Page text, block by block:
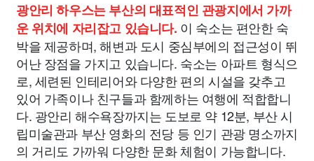
광안리 하우스는 부산의 대표적인 관광지에서 가까
운 위치에 자리잡고 있습니다. 이 숙소는 편안한 숙
박을 제공하며, 해변과 도시 중심부에의 접근성이 뛰
어난 장점을 가지고 있습니다. 숙소는 아파트 형식으
로, 세련된 인테리어와 다양한 편의 시설을 갖추고
있어 가족이나 친구들과 함께하는 여행에 적합합니
다. 광안리 해수욕장까지는 도보로 약 12분, 부산 시
립미술관과 부산 영화의 전당 등 인기 관광 명소까지
의 거리도 가까워 다양한 문화 체험이 가능합니다.